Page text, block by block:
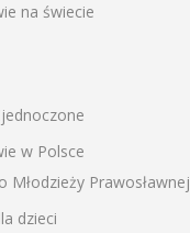
na świecie
w Polsce
Młodzieży Prawosławnej
dzieci